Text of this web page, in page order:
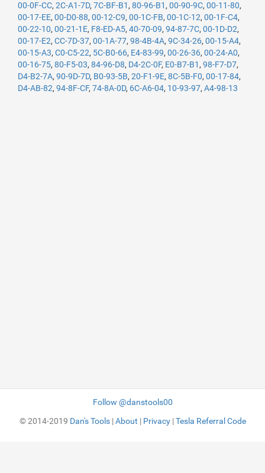
00-0F-CC, 2C-A1-7D, 7C-BF-B1 , 80-96-B1 , 00-90-9C, 00-11-80,
00-17-EE, 00-D0-88, 00-12-C9, 00-1C-FB, 00-1C-12, 00-1F-C4,
00-22-10, 00-21-1E, F8-ED-A5, 40-70-09, 94-87-7C, 00-1D-D2,
00-17-E2, CC-7D-37, 00-1A-77, 98-4B-4A, 9C-34-26, 00-15-A4,
00-15-A3, C0-C5-22, 5C-B0-66, E4-83-99, 00-26-36, 00-24-A0,
00-16-75, 80-F5-03, 84-96-D8, D4-2C-0F, E0-B7-B1 , 98-F7-D7,
D4-B2-7A, 90-9D-7D, B0-93-5B, 20-F1-9E, 8C-5B-F0, 00-17-84,
D4-AB-82, 94-8F-CF, 74-8A-0D, 6C-A6-04, 10-93-97, A4-98-13
Follow @danstools00
© 2014-2019 Dan's Tools|About | Privacy|Tesla Referral Code